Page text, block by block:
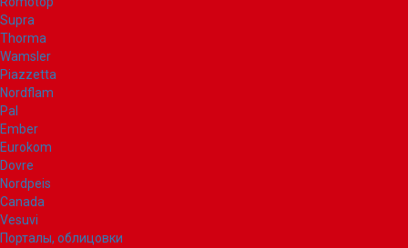
Supra
Thorma
Wamsler
Piazzetta
Nordflam
Pal
Ember
Eurokom
Dovre
Nordpeis
Canada
Vesuvi
Порталы, облицовки